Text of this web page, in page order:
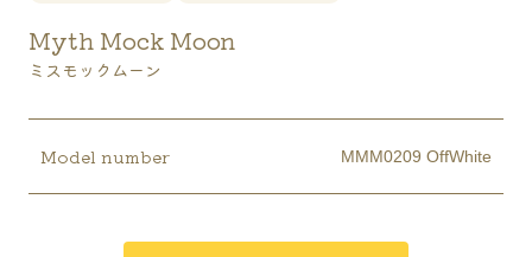
Myth Mock Moon
ミスモックムーン
Model number MMM0209 OffWhite